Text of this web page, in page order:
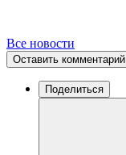
Все новости
Оставить комментарий
Поделиться